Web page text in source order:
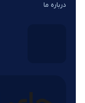
درباره ما